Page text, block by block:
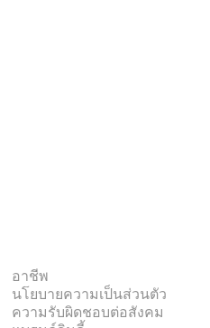
อาชีพ
นโยบายความเป็นส่วนตัว
ความรับผิดชอบต่อสังคม